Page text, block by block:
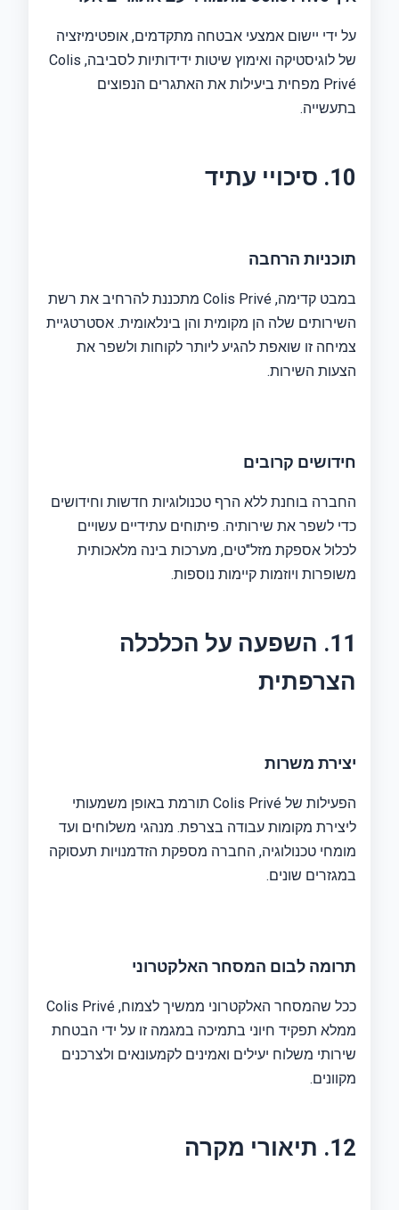
על ידי יישום אמצעי אבטחה מתקדמים, אופטימיזציה
של לוגיסטיקה ואימוץ שיטות ידידותיות לסביבה, Colis
Privé מפחית ביעילות את האתגרים הנפוצים
בתעשייה.
10. סיכויי עתיד
תוכניות הרחבה
במבט קדימה, Colis Privé מתכננת להרחיב את רשת
השירותים שלה הן מקומית והן בינלאומית. אסטרטגיית
צמיחה זו שואפת להגיע ליותר לקוחות ולשפר את
הצעות השירות.
חידושים קרובים
החברה בוחנת ללא הרף טכנולוגיות חדשות וחידושים
כדי לשפר את שירותיה. פיתוחים עתידיים עשויים
לכלול אספקת מזל"טים, מערכות בינה מלאכותית
משופרות ויוזמות קיימות נוספות.
11. השפעה על הכלכלה
הצרפתית
יצירת משרות
הפעילות של Colis Privé תורמת באופן משמעותי
ליצירת מקומות עבודה בצרפת. מנהגי משלוחים ועד
מומחי טכנולוגיה, החברה מספקת הזדמנויות תעסוקה
במגזרים שונים.
תרומה לבום המסחר האלקטרוני
ככל שהמסחר האלקטרוני ממשיך לצמוח, Colis Privé
ממלא תפקיד חיוני בתמיכה במגמה זו על ידי הבטחת
שירותי משלוח יעילים ואמינים לקמעונאים ולצרכנים
מקוונים.
12. תיאורי מקרה